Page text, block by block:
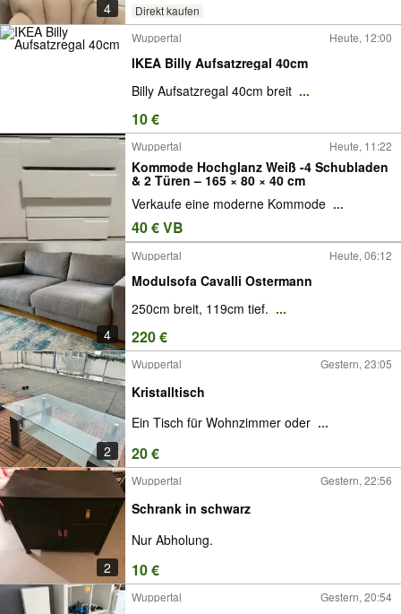
4
Direkt kaufen
Wuppertal
Heute, 12:00
IKEA Billy Aufsatzregal 40cm
Billy Aufsatzregal 40cm breit ...
10 €
Wuppertal Heute, 11:22
Kommode Hochglanz Weiß -4 Schubladen
& 2 Türen – 165 × 80 × 40 cm
Verkaufe eine moderne Kommode ...
40 € VB
4
Wuppertal Heute, 06:12
Modulsofa Cavalli Ostermann
250cm breit, 119cm tief. ...
220 €
2
Wuppertal Gestern, 23:05
Kristalltisch
Ein Tisch für Wohnzimmer oder ...
20 €
2
Wuppertal Gestern, 22:56
Schrank in schwarz
Nur Abholung.
10 €
Wuppertal Gestern, 20:54